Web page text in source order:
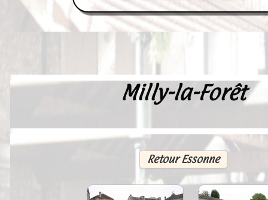
Europe
Videos--Lavoirs
Un Peu d'Histoire
Milly-la-Forêt
Retour Essonne